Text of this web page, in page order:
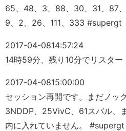
65、48、3、88、30、31、87
9、2、26、111、333 #supergt
2017-04-0814:57:24
14時59分、残り10分でリスタ
2017-04-0815:00:00
セッション再開です。まだノッ
3NDDP、25VivC、61スバル、
内に入れていません。 #supergt